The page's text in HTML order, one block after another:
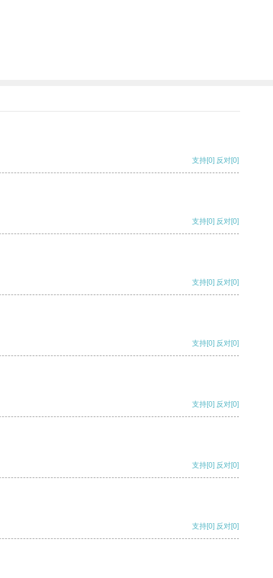
支持[0] 反对[0]
支持[0] 反对[0]
支持[0] 反对[0]
支持[0] 反对[0]
支持[0] 反对[0]
支持[0] 反对[0]
支持[0] 反对[0]